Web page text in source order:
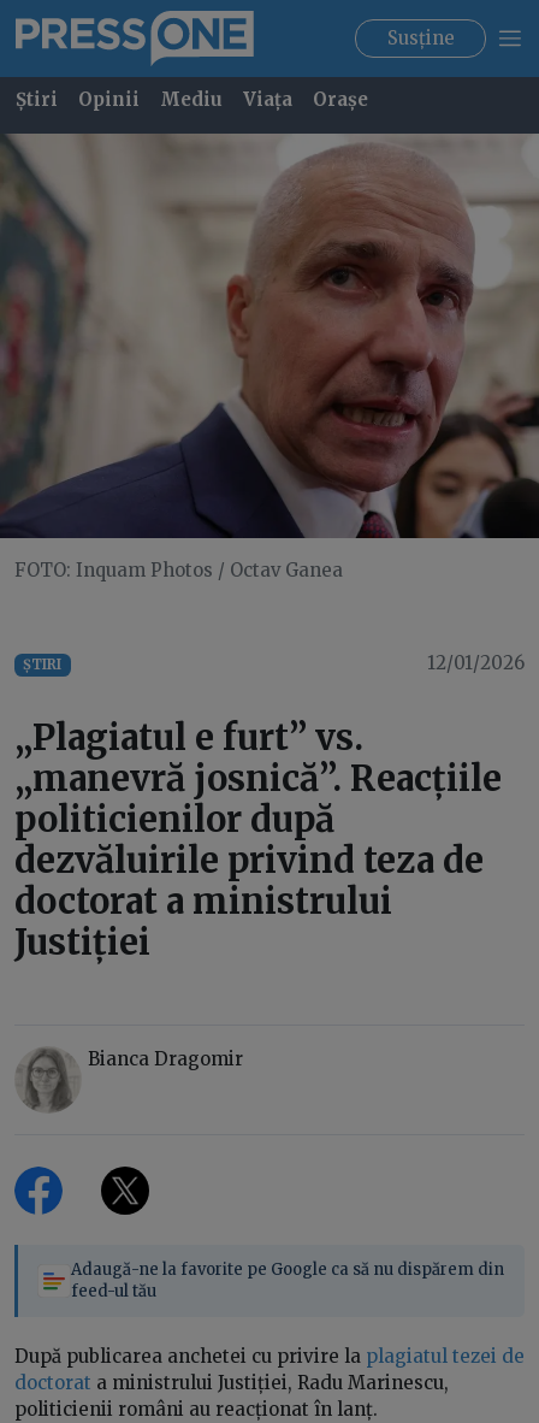
Susține
Știri Opinii Mediu Viața Orașe
FOTO: Inquam Photos / Octav Ganea
ȘTIRI 12/01/2026
„Plagiatul e furt” vs.
„manevră josnică”. Reacțiile
politicienilor după
dezvăluirile privind teza de
doctorat a ministrului
Justiției
Bianca Dragomir
Adaugă-ne la favorite pe Google ca să nu dispărem din
feed-ul tău
După publicarea anchetei cu privire la plagiatul tezei de
doctorat a ministrului Justiției, Radu Marinescu,
politicienii români au reacționat în lanț.